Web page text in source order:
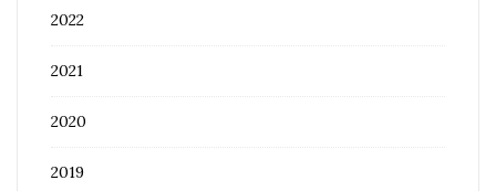
2022
2021
2020
2019